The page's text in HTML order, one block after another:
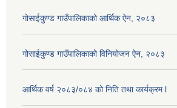
गोसाईकुण्ड गाउँपालिकाको आर्थिक ऐन, २०८३
गोसाईकुण्ड गाउँपालिकाको विनियोजन ऐन, २०८३
आर्थिक वर्ष २०८३/०८४ को निति तथा कार्यक्रम l